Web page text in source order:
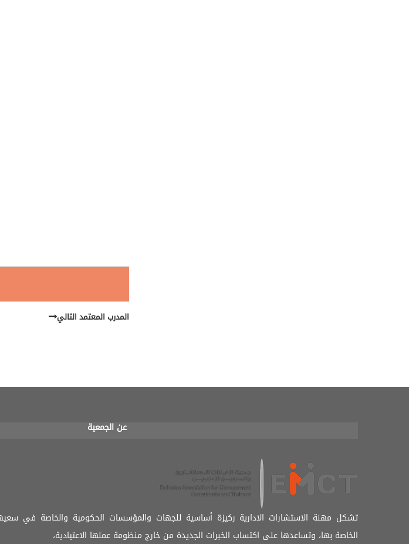
المدرب المعتمد التالي
عن الجمعية
تشكل مهنة الاستشارات الادارية ركيزة أساسية للجهات والمؤسسات الحكومية والخاصة في
الخاصة بها، وتساعدها على اكتساب الخبرات الجديدة من خارج منظومة عملها الاعتيادية،